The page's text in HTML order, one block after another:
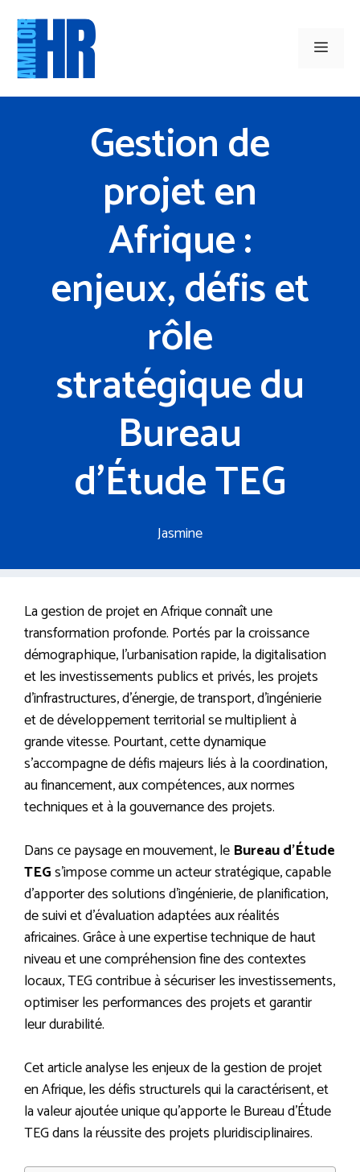
contenu
Menu
Gestion de
projet en
Afrique :
enjeux, défis et
rôle
stratégique du
Bureau
d’Étude TEG
Jasmine
La gestion de projet en Afrique connaît une
transformation profonde. Portés par la croissance
démographique, l’urbanisation rapide, la digitalisation
et les investissements publics et privés, les projets
d’infrastructures, d’énergie, de transport, d’ingénierie
et de développement territorial se multiplient à
grande vitesse. Pourtant, cette dynamique
s’accompagne de défis majeurs liés à la coordination,
au financement, aux compétences, aux normes
techniques et à la gouvernance des projets.
Dans ce paysage en mouvement, le Bureau d’Étude
TEGs’impose comme un acteur stratégique, capable
d’apporter des solutions d’ingénierie, de planification,
de suivi et d’évaluation adaptées aux réalités
africaines. Grâce à une expertise technique de haut
niveau et une compréhension fine des contextes
locaux, TEG contribue à sécuriser les investissements,
optimiser les performances des projets et garantir
leur durabilité.
Cet article analyse les enjeux de la gestion de projet
en Afrique, les défis structurels qui la caractérisent, et
la valeur ajoutée unique qu’apporte le Bureau d’Étude
TEG dans la réussite des projets pluridisciplinaires.